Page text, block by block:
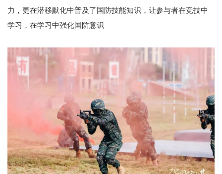
力，更在潜移默化中普及了国防技能知识，让参与者在竞技中
学习，在学习中强化国防意识